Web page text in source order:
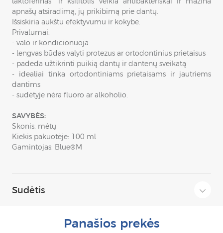
apnašų atsiradimą, jų prikibimą prie dantų.
Išsiskiria aukštu efektyvumu ir kokybe.
Privalumai:
- valo ir kondicionuoja
- lengvas būdas valyti protezus ar ortodontinius prietaisus
- padeda užtikrinti puikią dantų ir dantenų sveikatą
- idealiai tinka ortodontiniams prietaisams ir jautriems
dantims
- sudėtyje nėra fluoro ar alkoholio.
SAVYBĖS:
Skonis: mėtų
Kiekis pakuotėje: 100 ml
Gamintojas: Blue®M
Sudėtis
Panašios prekės